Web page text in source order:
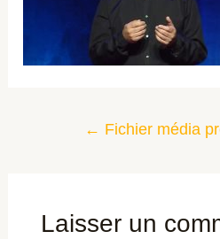
← Fichier média
Laisser un